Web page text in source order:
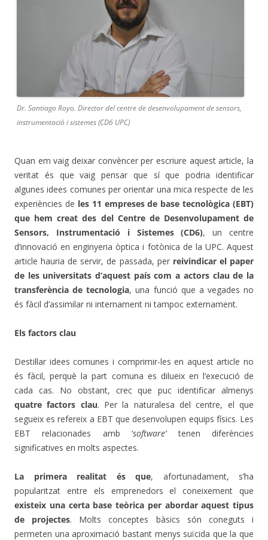
Dr. Santiago Royo. Director del centre de desenvolupament de sensors,
instrumentació i sistemes (CD6 UPC)
Quan em vaig deixar convèncer per escriure aquest article, la
veritat és que vaig pensar que sí que podria identificar
algunes idees comunes per orientar una mica respecte de les
experiències de les 11 empreses de base tecnològica (EBT)
que hem creat des del Centre de Desenvolupament de
Sensors, Instrumentació i Sistemes (CD6), un centre
d’innovació en enginyeria òptica i fotònica de la UPC. Aquest
article hauria de servir, de passada, per reivindicar el paper
de les universitats d’aquest país com a actors clau de la
transferència de tecnologia, una funció que a vegades no
és fàcil d’assimilar ni internament ni tampoc externament.
Els factors clau
Destil·lar idees comunes i comprimir-les en aquest article no
és fàcil, perquè la part comuna es dilueix en l’execució de
cada cas. No obstant, crec que puc identificar almenys
quatre factors clau. Per la naturalesa del centre, el que
segueix es refereix a EBT que desenvolupen equips físics. Les
EBT relacionades amb ‘software’tenen diferències
significatives en molts aspectes.
La primera realitat és que, afortunadament, s’ha
popularitzat entre els emprenedors el coneixement que
existeix una certa base teòrica per abordar aquest tipus
de projectes. Molts conceptes bàsics són coneguts i
permeten una aproximació bastant menys suïcida que la que